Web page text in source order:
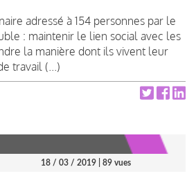
adressé à 154 personnes par le
: maintenir le lien social avec les
la manière dont ils vivent leur
travail (...)
18 / 03 / 2019 | 89 vues